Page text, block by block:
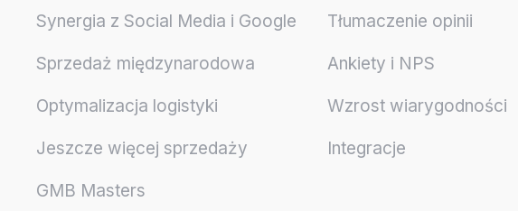
Synergia z Social Media i Google Tłumaczenie opinii
Sprzedaż międzynarodowa Ankiety i NPS
Optymalizacja logistyki Wzrost wiarygodności
Jeszcze więcej sprzedaży Integracje
GMB Masters